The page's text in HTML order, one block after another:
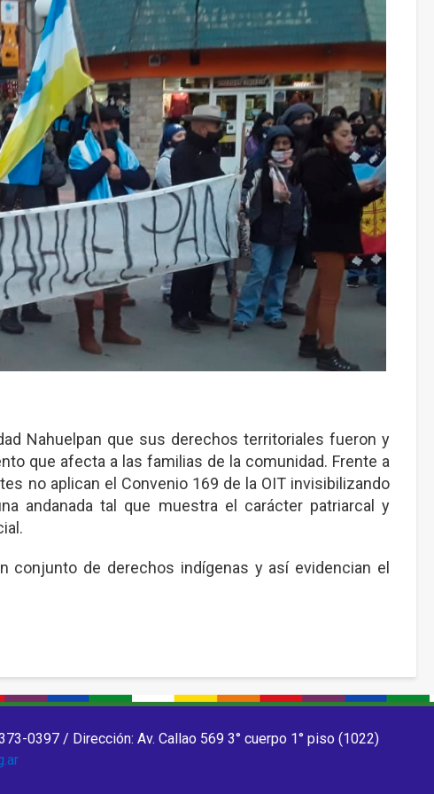
Nahuelpan que sus derechos territoriales fueron y
que afecta a las familias de la comunidad. Frente a
no aplican el Convenio 169 de la OIT invisibilizando
andanada tal que muestra el carácter patriarcal y
conjunto de derechos indígenas y así evidencian el
0397 / Dirección: Av. Callao 569 3° cuerpo 1° piso (1022)